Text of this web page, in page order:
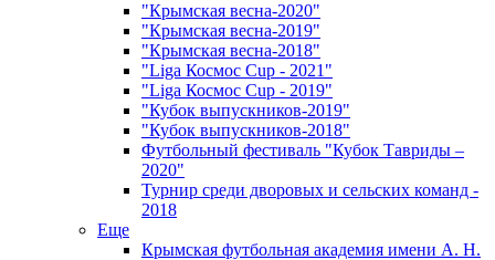
"Крымская весна-2020"
"Крымская весна-2019"
"Крымская весна-2018"
"Liga Космос Cup - 2021"
"Liga Космос Cup - 2019"
"Кубок выпускников-2019"
"Кубок выпускников-2018"
Футбольный фестиваль "Кубок Тавриды –
2020"
Турнир среди дворовых и сельских команд -
2018
Еще
Крымская футбольная академия имени А. Н.